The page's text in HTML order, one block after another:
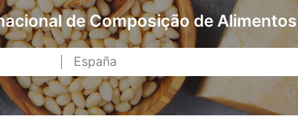
de Composição de Alimentos